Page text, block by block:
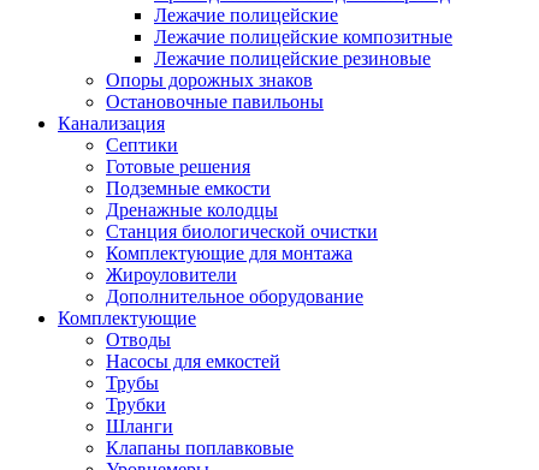
Лежачие полицейские
Лежачие полицейские композитные
Лежачие полицейские резиновые
Опоры дорожных знаков
Остановочные павильоны
Канализация
Септики
Готовые решения
Подземные емкости
Дренажные колодцы
Станция биологической очистки
Комплектующие для монтажа
Жироуловители
Дополнительное оборудование
Комплектующие
Отводы
Насосы для емкостей
Трубы
Трубки
Шланги
Клапаны поплавковые